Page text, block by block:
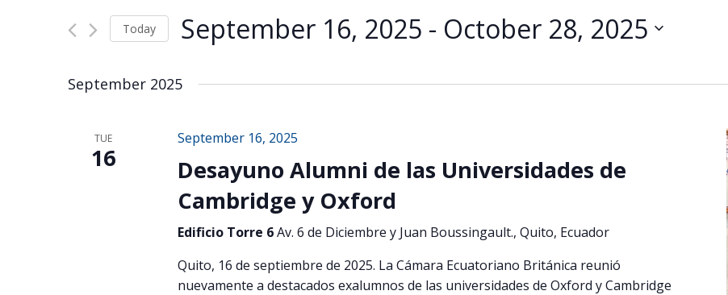
Navigation
Events
by
Today September 16, 2025 - October 28, 2025
September 2025
TUE
16
September 16, 2025
Desayuno Alumni de las Universidades de
Cambridge y Oxford
Edificio Torre 6Av. 6 de Diciembre y Juan Boussingault., Quito, Ecuador
Quito, 16 de septiembre de 2025. La Cámara Ecuatoriano Británica reunió
nuevamente a destacados exalumnos de las universidades de Oxford y Cambridge